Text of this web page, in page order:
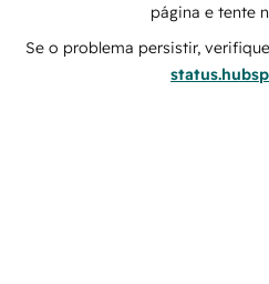
página e tente
Se o problema persistir,